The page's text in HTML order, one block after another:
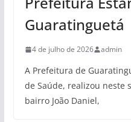
Guaratinguetá
4 de julho de 2026 admin
A Prefeitura de
de Saúde, realizou neste
bairro João Daniel,